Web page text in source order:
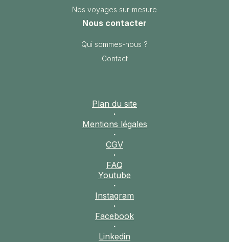
Nos voyages sur-mesure
Nous contacter
Qui sommes-nous ?
Contact
Plan du site
·
Mentions légales
·
CGV
·
FAQ
Youtube
·
Instagram
·
Facebook
·
Linkedin